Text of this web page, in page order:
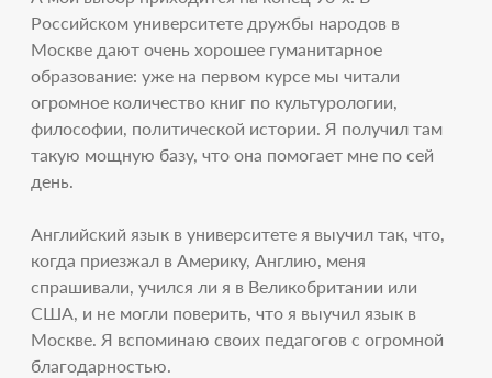
Российском университете дружбы народов в
Москве дают очень хорошее гуманитарное
образование: уже на первом курсе мы читали
огромное количество книг по культурологии,
философии, политической истории. Я получил там
такую мощную базу, что она помогает мне по сей
день.
Английский язык в университете я выучил так, что,
когда приезжал в Америку, Англию, меня
спрашивали, учился ли я в Великобритании или
США, и не могли поверить, что я выучил язык в
Москве. Я вспоминаю своих педагогов с огромной
благодарностью.